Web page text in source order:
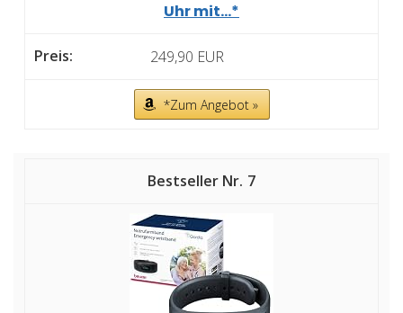
Uhr mit...*
249,90 EUR
*Zum Angebot »
7